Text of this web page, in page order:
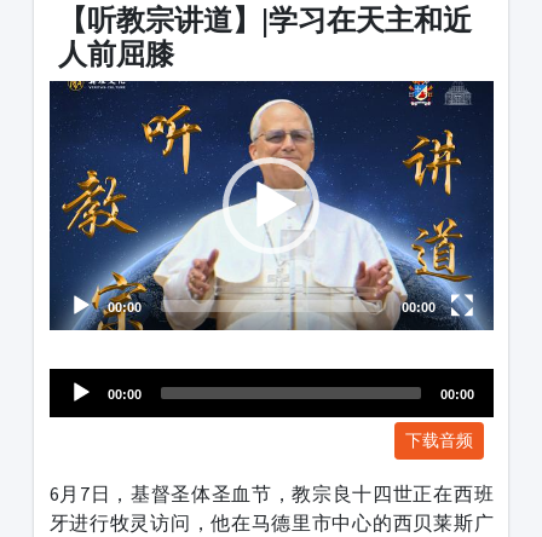
【听教宗讲道】|学习在天主和近
人前屈膝
Video
Player
00:00 00:00
Audio
Player
00:00 00:00
下载音频
6月7日，基督圣体圣血节，教宗良十四世正在西班
牙进行牧灵访问，他在马德里市中心的西贝莱斯广